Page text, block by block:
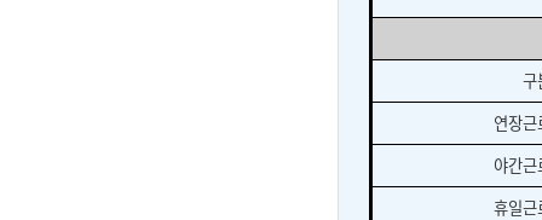
구
연장근
야간근
휴일근